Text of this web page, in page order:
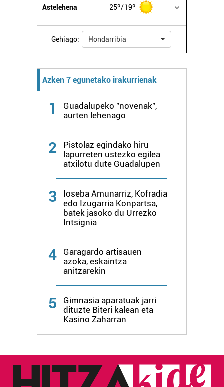
Astelehena 25º 19º
Gehiago: Hondarribia
Azken 7 egunetako irakurrienak
1
Guadalupeko "novenak",
aurten lehenago
2
Pistolaz egindako hiru
lapurreten ustezko egilea
atxilotu dute Guadalupen
3
Ioseba Amunarriz, Kofradia
edo Izugarria Konpartsa,
batek jasoko du Urrezko
Intsignia
4
Garagardo artisauen
azoka, eskaintza
anitzarekin
5
Gimnasia aparatuak jarri
dituzte Biteri kalean eta
Kasino Zaharran